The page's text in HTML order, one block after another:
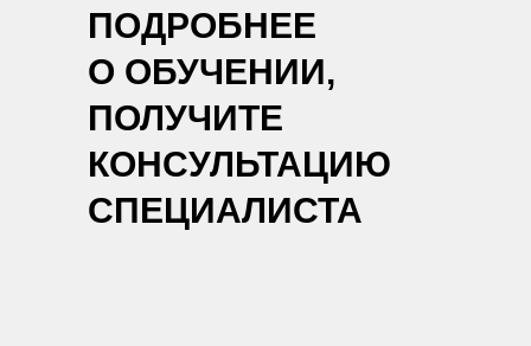
ПОДРОБНЕЕ
О ОБУЧЕНИИ,
ПОЛУЧИТЕ
КОНСУЛЬТАЦИЮ
СПЕЦИАЛИСТА